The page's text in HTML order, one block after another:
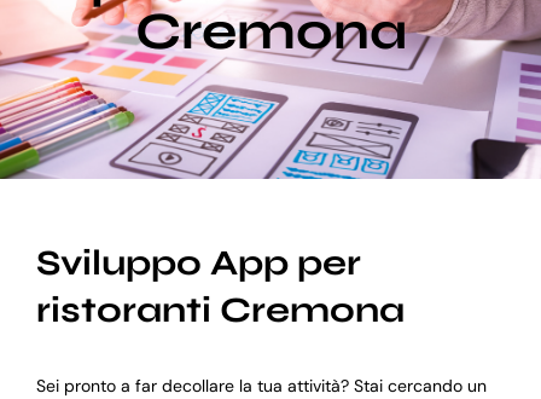
Blog
Supporto
Cremona
Sviluppo App per
ristoranti Cremona
Sei pronto a far decollare la tua attività? Stai cercando un